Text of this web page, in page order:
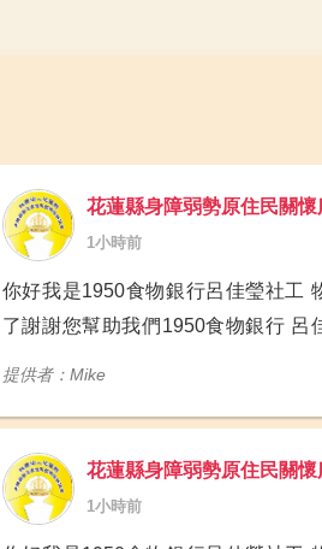
花蓮縣身障弱勢原住民關懷服務協會
1小時前
你好我是1950食物銀行呂佳瑩社工
了謝謝您幫助我們1950食物銀行 呂
吉
提供者：Mike
花蓮縣身障弱勢原住民關懷服務協會
1小時前